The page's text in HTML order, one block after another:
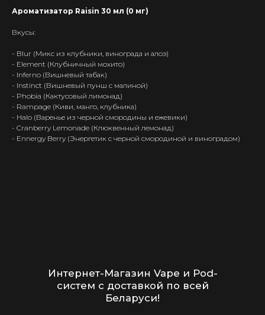
Ароматизатор Raisin 30 мл (0 мг)
Вкусы:
- Blur (Микс из клубники, винограда и алоэ)
- Element (Клубничный мохито)
- Inferno (Вишневый табак)
- Instinct (Вишневый пунш с малиной)
- Phobia (Кактусовый лимонад)
- Rampage (Киви, манго, клубника)
- Halo (Варенье из черной смородины и ежевики)
- Cranberry Lemonade (Клюквенный лемонад)
- Ennergy Berry (Энергетик с черной смородиной и виноградом)
Оптовые продажи
Дисконтная программа
+375 (29) 126-36-01
Адреса магазинов
Доставка и оплата
УНП 193636348
Контакты
ООО “Облачный дом”